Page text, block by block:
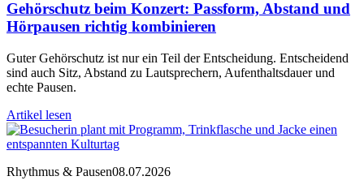
Gehörschutz beim Konzert: Passform, Abstand und
Hörpausen richtig kombinieren
Guter Gehörschutz ist nur ein Teil der Entscheidung. Entscheidend
sind auch Sitz, Abstand zu Lautsprechern, Aufenthaltsdauer und
echte Pausen.
Artikel lesen
Rhythmus & Pausen08.07.2026